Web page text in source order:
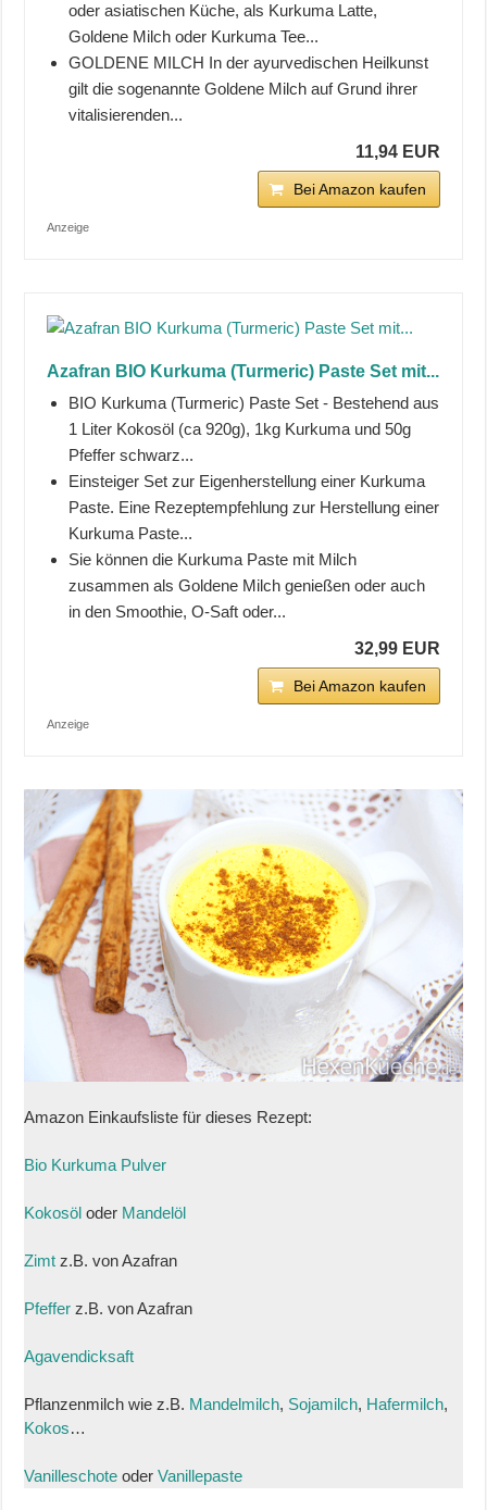
oder asiatischen Küche, als Kurkuma Latte,
Goldene Milch oder Kurkuma Tee...
GOLDENE MILCH In der ayurvedischen Heilkunst
gilt die sogenannte Goldene Milch auf Grund ihrer
vitalisierenden...
11,94 EUR
Bei Amazon kaufen
Anzeige
Azafran BIO Kurkuma (Turmeric) Paste Set mit...
BIO Kurkuma (Turmeric) Paste Set - Bestehend aus
1 Liter Kokosöl (ca 920g), 1kg Kurkuma und 50g
Pfeffer schwarz...
Einsteiger Set zur Eigenherstellung einer Kurkuma
Paste. Eine Rezeptempfehlung zur Herstellung einer
Kurkuma Paste...
Sie können die Kurkuma Paste mit Milch
zusammen als Goldene Milch genießen oder auch
in den Smoothie, O-Saft oder...
32,99 EUR
Bei Amazon kaufen
Anzeige
Amazon Einkaufsliste für dieses Rezept:
Bio Kurkuma Pulver
Kokosöl oder Mandelöl
Zimt z.B. von Azafran
Pfeffer z.B. von Azafran
Agavendicksaft
Pflanzenmilch wie z.B. Mandelmilch, Sojamilch, Hafermilch,
Kokos…
Vanilleschote oderVanillepaste